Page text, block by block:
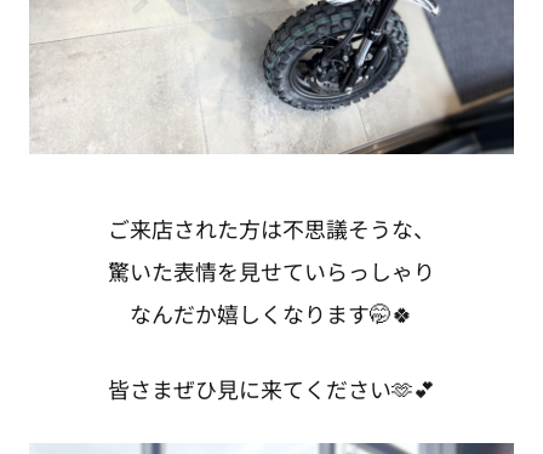
ご来店された方は不思議そうな、
驚いた表情を見せていらっしゃり
なんだか嬉しくなります🤭🍀
皆さまぜひ見に来てください🫶💕